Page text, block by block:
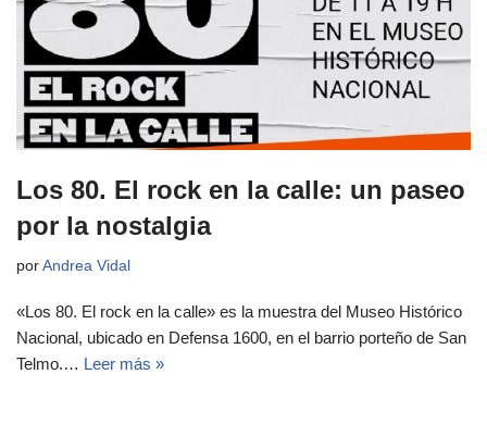
Los 80. El rock en la calle: un paseo
por la nostalgia
por Andrea Vidal
«Los 80. El rock en la calle» es la muestra del Museo Histórico
Nacional, ubicado en Defensa 1600, en el barrio porteño de San
Telmo.… Leer más »